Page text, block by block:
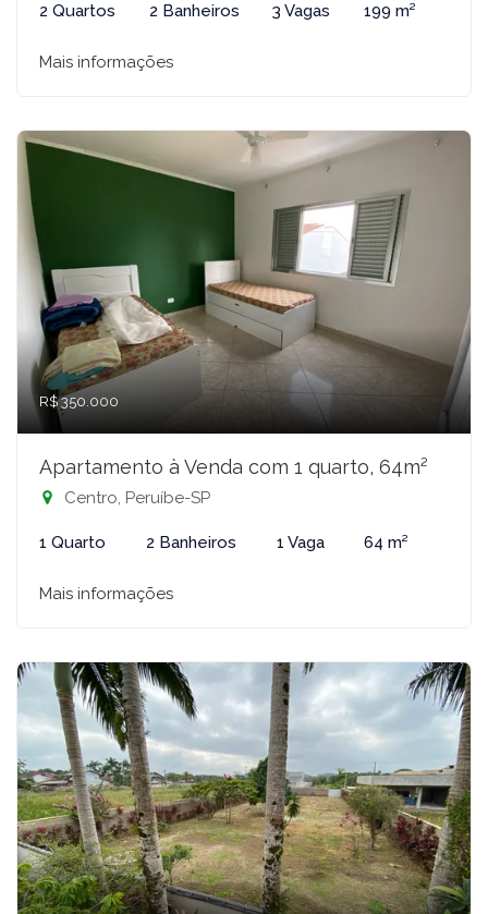
2 Quartos 2 Banheiros 3 Vagas 199 m²
Mais informações
R$ 350.000
Apartamento à Venda com 1 quarto, 64m²
Centro, Peruíbe-SP
1 Quarto 2 Banheiros 1 Vaga 64 m²
Mais informações